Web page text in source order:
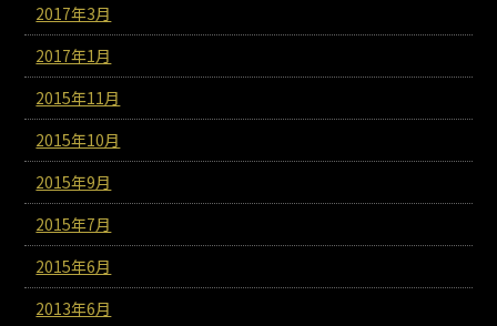
2017年3月
2017年1月
2015年11月
2015年10月
2015年9月
2015年7月
2015年6月
2013年6月